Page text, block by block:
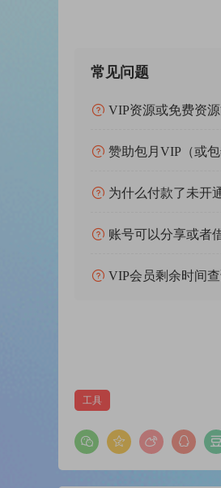
同时编辑多个曲目
尤其是在大型图书馆中
可以一次接受元信息中
Comicbook heroes save
titles, artists, albums and
Organize your music library
Tagman just needs one
media players to display
The innovative fingerprint-
Tagman updates the titel,
Comfortable Fingerprint
Tagman analyzes every
database in the internet. If
常见问题
VIP资源或免费资
赞助包月VIP（或
为什么付款了未开
账号可以分享或者
VIP会员剩余时间查
工具